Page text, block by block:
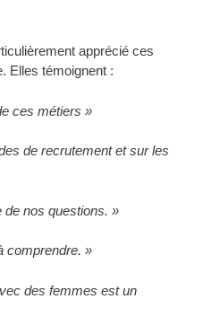
apprécié ces
Elles témoignent :
ces métiers »
de recrutement et sur les
de nos questions. »
comprendre. »
des femmes est un